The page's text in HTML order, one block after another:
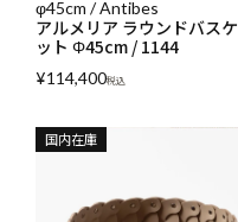
φ45cm / Antibes
アルメリア ラウンドバスケ
ット Φ45cm / 1144
¥114,400税込
国内在庫